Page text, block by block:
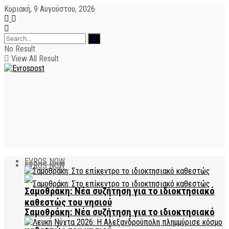
Κυριακή, 9 Αυγούστου, 2026
No Result
View All Result
EVROS NOW
Σαμοθράκη: Νέα συζήτηση για το ιδιοκτησιακό
EVROS NOW
Σαμοθράκη: Νέα συζήτηση για το ιδιοκτησιακό
καθεστώς του νησιού